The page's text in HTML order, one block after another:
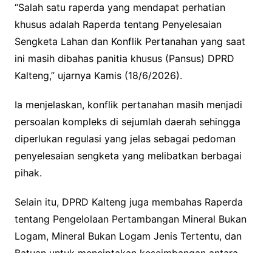
“Salah satu raperda yang mendapat perhatian
khusus adalah Raperda tentang Penyelesaian
Sengketa Lahan dan Konflik Pertanahan yang saat
ini masih dibahas panitia khusus (Pansus) DPRD
Kalteng,” ujarnya Kamis (18/6/2026).
Ia menjelaskan, konflik pertanahan masih menjadi
persoalan kompleks di sejumlah daerah sehingga
diperlukan regulasi yang jelas sebagai pedoman
penyelesaian sengketa yang melibatkan berbagai
pihak.
Selain itu, DPRD Kalteng juga membahas Raperda
tentang Pengelolaan Pertambangan Mineral Bukan
Logam, Mineral Bukan Logam Jenis Tertentu, dan